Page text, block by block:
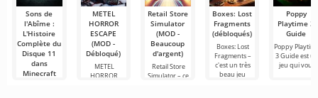
Sons de
l'Abîme :
L'Histoire
Complète du
Disque 11
dans
Minecraft
METEL
HORROR
ESCAPE
(MOD -
Débloqué)
METEL
HORROR
Retail Store
Simulator
(MOD -
Beaucoup
d'argent)
Retail Store
Simulator – ce
Boxes: Lost
Fragments
(débloqués)
Boxes: Lost
Fragments –
c'est un très
beau jeu
Poppy
Playtime 3
Guide
Poppy
3 Guide est un
jeu qui vous